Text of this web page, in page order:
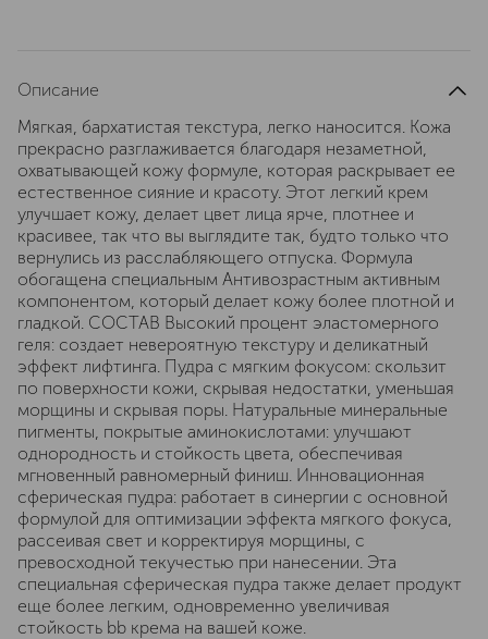
Описание
Мягкая, бархатистая текстура, легко наносится. Кожа
прекрасно разглаживается благодаря незаметной,
охватывающей кожу формуле, которая раскрывает ее
естественное сияние и красоту. Этот легкий крем
улучшает кожу, делает цвет лица ярче, плотнее и
красивее, так что вы выглядите так, будто только что
вернулись из расслабляющего отпуска. Формула
обогащена специальным Антивозрастным активным
компонентом, который делает кожу более плотной и
гладкой. СОСТАВ Высокий процент эластомерного
геля: создает невероятную текстуру и деликатный
эффект лифтинга. Пудра с мягким фокусом: скользит
по поверхности кожи, скрывая недостатки, уменьшая
морщины и скрывая поры. Натуральные минеральные
пигменты, покрытые аминокислотами: улучшают
однородность и стойкость цвета, обеспечивая
мгновенный равномерный финиш. Инновационная
сферическая пудра: работает в синергии с основной
формулой для оптимизации эффекта мягкого фокуса,
рассеивая свет и корректируя морщины, с
превосходной текучестью при нанесении. Эта
специальная сферическая пудра также делает продукт
еще более легким, одновременно увеличивая
стойкость bb крема на вашей коже.